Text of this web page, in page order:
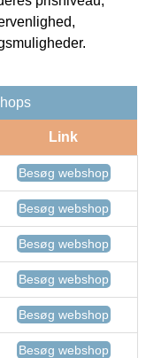
Link
Besøg webshop
Besøg webshop
Besøg webshop
Besøg webshop
Besøg webshop
Besøg webshop